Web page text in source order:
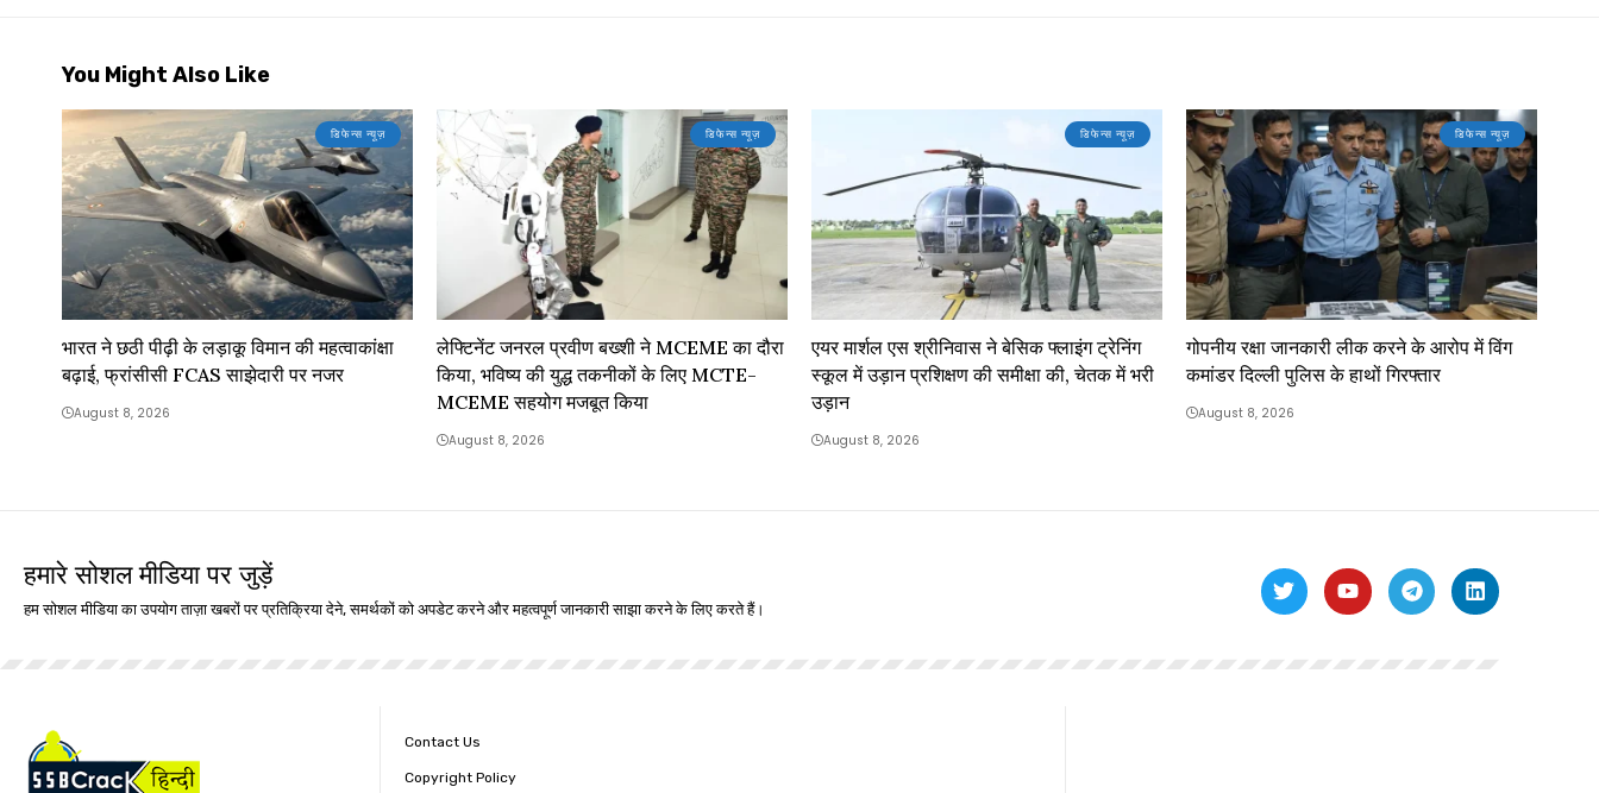
You Might Also Like
डिफेन्स न्यूज़
भारत ने छठी पीढ़ी के लड़ाकू विमान की महत्वाकांक्षा
बढ़ाई, फ्रांसीसी FCAS साझेदारी पर नजर
August 8, 2026
डिफेन्स न्यूज़
लेफ्टिनेंट जनरल प्रवीण बख्शी ने MCEME का दौरा
किया, भविष्य की युद्ध तकनीकों के लिए MCTE-
MCEME सहयोग मजबूत किया
August 8, 2026
डिफेन्स न्यूज़
एयर मार्शल एस श्रीनिवास ने बेसिक फ्लाइंग ट्रेनिंग
स्कूल में उड़ान प्रशिक्षण की समीक्षा की, चेतक में भरी
उड़ान
August 8, 2026
डिफेन्स न्यूज़
गोपनीय रक्षा जानकारी लीक करने के आरोप में विंग
कमांडर दिल्ली पुलिस के हाथों गिरफ्तार
August 8, 2026
हमारे सोशल मीडिया पर जुड़ें
हम सोशल मीडिया का उपयोग ताज़ा खबरों पर प्रतिक्रिया देने, समर्थकों को अपडेट करने और महत्वपूर्ण जानकारी साझा करने के लिए करते हैं।
Contact Us
Copyright Policy